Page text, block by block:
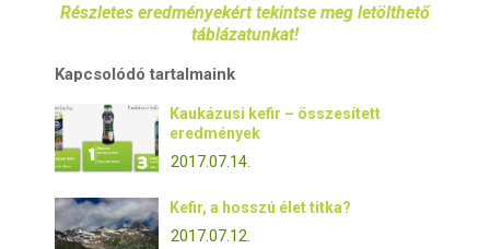
Részletes eredményekért tekintse meg letölthető
táblázatunkat!
Kapcsolódó tartalmaink
Kaukázusi kefir – összesített
eredmények
2017.07.14.
Kefir, a hosszú élet titka?
2017.07.12.